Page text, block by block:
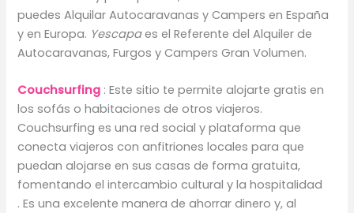
puedes Alquilar Autocaravanas y Campers en España
y en Europa. Yescapaes el Referente del Alquiler de
Autocaravanas, Furgos y Campers Gran Volumen.
Couchsurfing : Este sitio te permite alojarte gratis en
los sofás o habitaciones de otros viajeros.
Couchsurfing es una red social y plataforma que
conecta viajeros con anfitriones locales para que
puedan alojarse en sus casas de forma gratuita,
fomentando el intercambio cultural y la hospitalidad
. Es una excelente manera de ahorrar dinero y, al